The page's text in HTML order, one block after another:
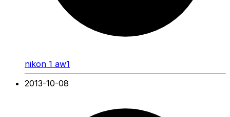
nikon 1 aw1
2013-10-08